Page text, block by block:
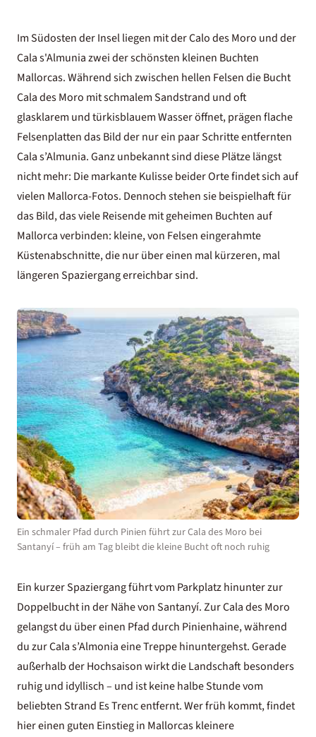
Im Südosten der Insel liegen mit der Calo des Moro und der
Cala s'Almunia zwei der schönsten kleinen Buchten
Mallorcas. Während sich zwischen hellen Felsen die Bucht
Cala des Moro mit schmalem Sandstrand und oft
glasklarem und türkisblauem Wasser öffnet, prägen flache
Felsenplatten das Bild der nur ein paar Schritte entfernten
Cala s’Almunia. Ganz unbekannt sind diese Plätze längst
nicht mehr: Die markante Kulisse beider Orte findet sich auf
vielen Mallorca-Fotos. Dennoch stehen sie beispielhaft für
das Bild, das viele Reisende mit geheimen Buchten auf
Mallorca verbinden: kleine, von Felsen eingerahmte
Küstenabschnitte, die nur über einen mal kürzeren, mal
längeren Spaziergang erreichbar sind.
Ein schmaler Pfad durch Pinien führt zur Cala des Moro bei
Santanyí – früh am Tag bleibt die kleine Bucht oft noch ruhig
Ein kurzer Spaziergang führt vom Parkplatz hinunter zur
Doppelbucht in der Nähe von Santanyí. Zur Cala des Moro
gelangst du über einen Pfad durch Pinienhaine, während
du zur Cala s’Almonia eine Treppe hinuntergehst. Gerade
außerhalb der Hochsaison wirkt die Landschaft besonders
ruhig und idyllisch – und ist keine halbe Stunde vom
beliebtenStrand Es Trencentfernt. Wer früh kommt, findet
hier einen guten Einstieg in Mallorcas kleinere